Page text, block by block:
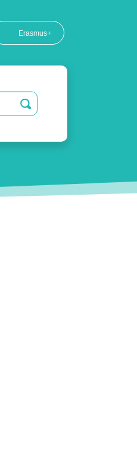
Erasmus+